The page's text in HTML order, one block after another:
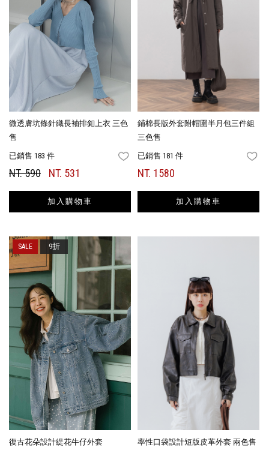
微透膚坑條針織長袖排釦上衣 三色
售
已銷售 183 件 FAVORITES
NT. 590 NT. 531
加入購物車
鋪棉長版外套附帽圍半月包三件組
三色售
已銷售 181 件
NT. 1580
加入購物車
復古花朵設計緹花牛仔外套
9折
率性口袋設計短版皮革外套 兩色售